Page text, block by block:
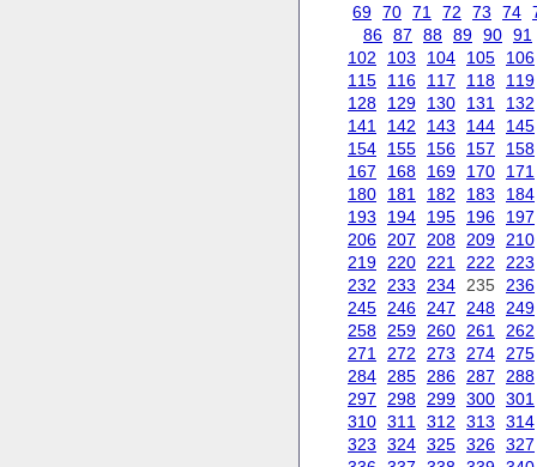
69 70 71 72 73 74
86 87 88 89 90 91
102
103 104 105
106
115
116 117 118
119
128
129 130 131
132
141
142 143 144
145
154
155 156 157
158
167
168 169 170
171
180
181 182 183
184
193
194 195 196
197
206
207 208 209
210
219
220 221 222
223
232
233 234 235
236
245
246 247 248
249
258
259 260 261
262
271
272 273 274
275
284
285 286 287
288
297
298 299 300 301
310 311 312 313
314
323
324 325 326 327